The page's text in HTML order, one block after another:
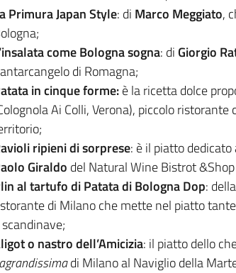
Primura Japan Style: di Marco Meggiato,
come Bologna sogna: di Giorgio
di Romagna;
in cinque forme:è la ricetta dolce
Ai Colli, Verona), piccolo
ripieni di sorprese: è il piatto dedicato
Giraldo del Natural Wine Bistrot &Shop
al tartufo di Patata di Bologna Dop:
di Milano che mette nel piatto
o nastro dell’Amicizia: il piatto dello
di Milano al Naviglio della